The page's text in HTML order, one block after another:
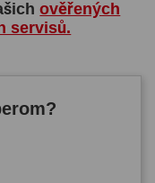
ověřených
servisů.